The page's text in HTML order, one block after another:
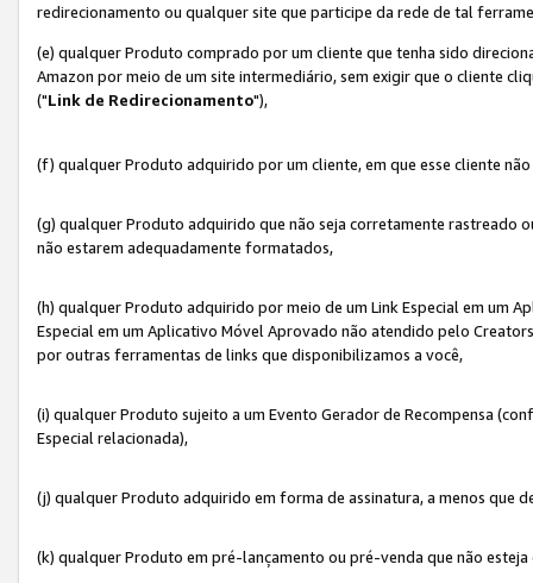
redirecionamento ou qualquer site que participe da rede de tal
(e) qualquer Produto comprado por um cliente que tenha sido
Amazon por meio de um site intermediário, sem exigir que o cliente
("Link de Redirecionamento"),
(f) qualquer Produto adquirido por um cliente, em que esse cliente
(g) qualquer Produto adquirido que não seja corretamente rastreado
não estarem adequadamente formatados,
(h) qualquer Produto adquirido por meio de um Link Especial em um
Especial em um Aplicativo Móvel Aprovado não atendido pelo
por outras ferramentas de links que disponibilizamos a você,
(i) qualquer Produto sujeito a um Evento Gerador de Recompensa
Especial relacionada),
(j) qualquer Produto adquirido em forma de assinatura, a menos que
(k) qualquer Produto em pré-lançamento ou pré-venda que não